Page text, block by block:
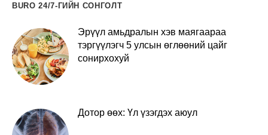
BURO 24/7-ГИЙН СОНГОЛТ
Эрүүл амьдралын хэв маягаараа
тэргүүлэгч 5 улсын өглөөний цайг
сонирхохуй
Дотор өөх: Үл үзэгдэх аюул